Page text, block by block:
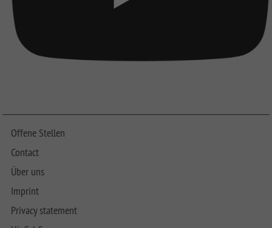
Offene Stellen
Contact
Über uns
Imprint
Privacy statement